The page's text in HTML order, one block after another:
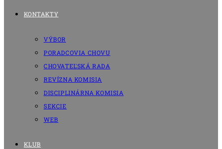
KONTAKTY
VÝBOR
PORADCOVIA CHOVU
CHOVATEĽSKÁ RADA
REVÍZNA KOMISIA
DISCIPLINÁRNA KOMISIA
SEKCIE
WEB
KLUB